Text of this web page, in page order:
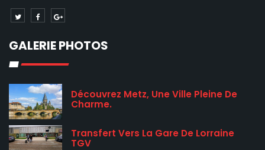
GALERIE PHOTOS
Découvrez Metz, Une Ville Pleine De
Charme.
Transfert Vers La Gare De Lorraine
TGV